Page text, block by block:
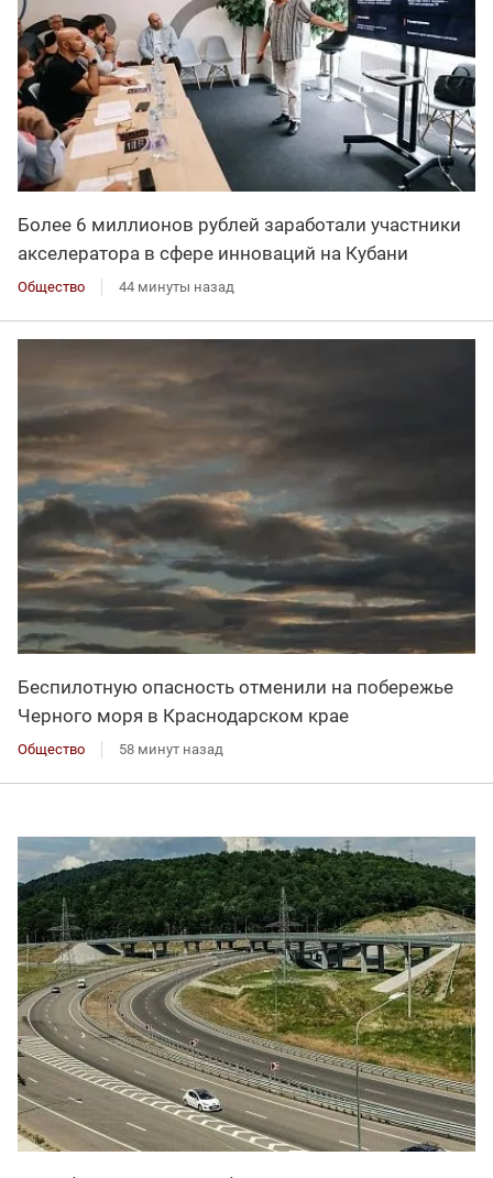
Более 6 миллионов рублей заработали участники
акселератора в сфере инноваций на Кубани
Общество 44 минуты назад
Беспилотную опасность отменили на побережье
Черного моря в Краснодарском крае
Общество 58 минут назад